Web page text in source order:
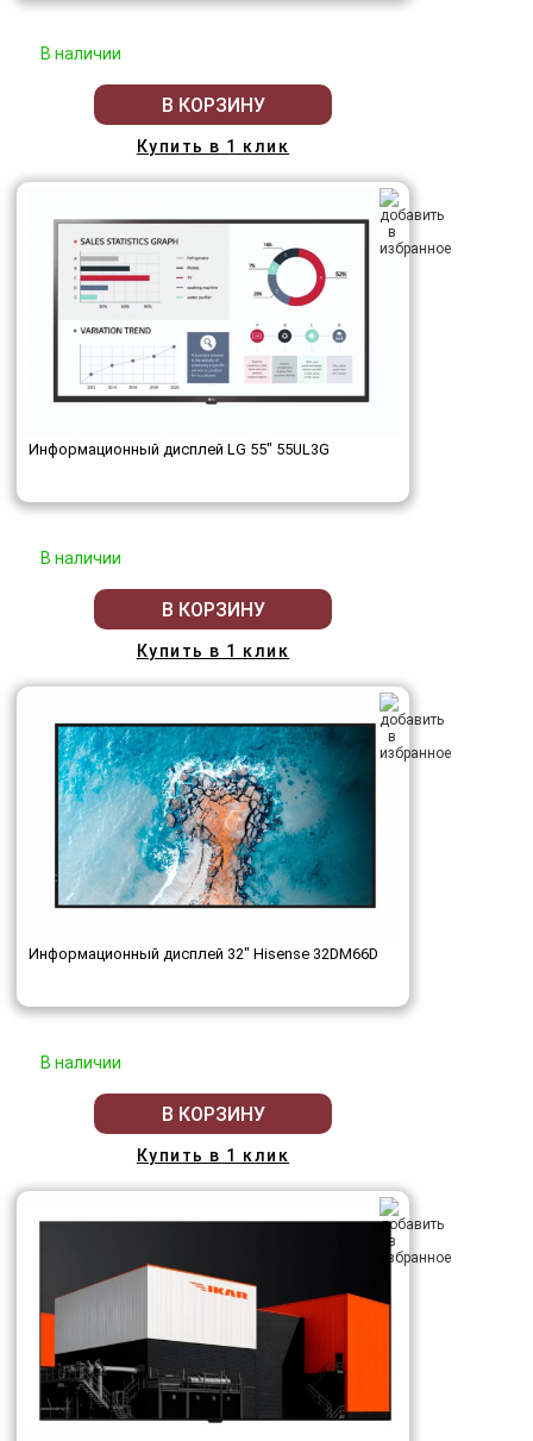
В наличии
В КОРЗИНУ
Купить в 1 клик
Информационный дисплей LG 55" 55UL3G
В наличии
В КОРЗИНУ
Купить в 1 клик
Информационный дисплей 32" Hisense 32DM66D
В наличии
В КОРЗИНУ
Купить в 1 клик